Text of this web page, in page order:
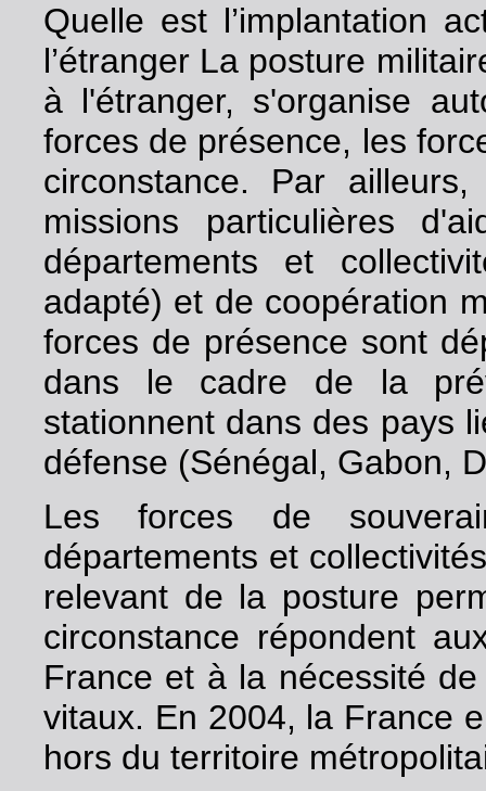
Quelle est l’implantation
l’étranger La posture
à l'étranger, s'organise
forces de présence, les
circonstance. Par
missions particulières
départements et
adapté) et de coopération
forces de présence sont
dans le cadre de la
stationnent dans des pays
défense (Sénégal, Gabon,
Les forces de
départements et
relevant de la posture
circonstance répondent
France et à la nécessité
vitaux. En 2004, la France
hors du territoire